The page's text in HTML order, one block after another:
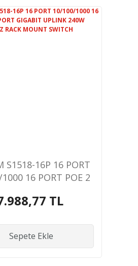
S1518-16P 16 PORT
16 PORT POE 2
RACK
TL
Sepete Ekle